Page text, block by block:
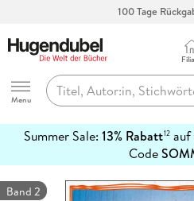
100 Tage
Hugendubel
Menu
Summer Sale: 13% Rabatt12auf
Code
erfahren
Band 2